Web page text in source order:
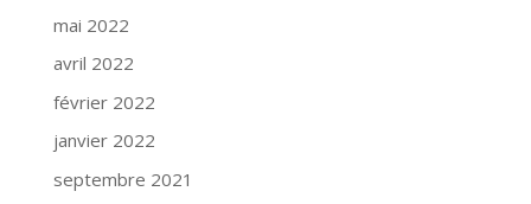
mai 2022
avril 2022
février 2022
janvier 2022
septembre 2021